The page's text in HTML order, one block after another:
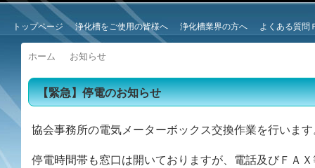
トップページ 浄化槽をご使用の皆様へ 浄化槽業界の方へ よくある質問
ホーム お知らせ
【緊急】停電のお知らせ
協会事務所の電気メーターボックス交換作業を行いま
停電時間帯も窓口は開いておりますが、電話及びＦＡ